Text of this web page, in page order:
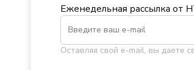
Еженедельная рассылка от
Оставляя свой e-mail, вы даете